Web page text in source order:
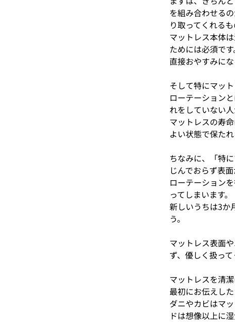
を組み合わせる
り取ってくれる
マットレス本体
ためには必須です
直接おやすみに
そして特にマッ
ローテーション
れをしていない
マットレスの寿
よい状態で保た
ちなみに、「特
じんでおらず表
ローテーション
ってしまいます。
新しいうちは3か
う。
マットレス表面
ず、優しく扱って
マットレスを清
最初にお伝えし
ダニやカビはマ
ドは想像以上に